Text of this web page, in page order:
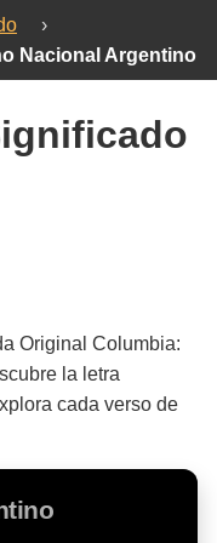
›
Nacional Argentino
Original Columbia:
la letra
cada verso de